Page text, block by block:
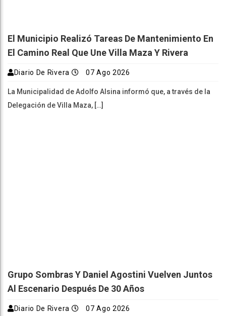
El Municipio Realizó Tareas De Mantenimiento En
El Camino Real Que Une Villa Maza Y Rivera
Diario De Rivera 07 Ago 2026
La Municipalidad de Adolfo Alsina informó que, a través de la
Delegación de Villa Maza, […]
Grupo Sombras Y Daniel Agostini Vuelven Juntos
Al Escenario Después De 30 Años
Diario De Rivera 07 Ago 2026